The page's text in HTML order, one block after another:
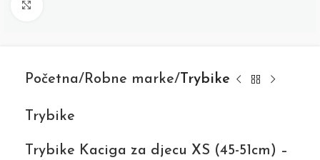
Početna Robne marke Trybike
Trybike
Trybike Kaciga za djecu XS (45-51cm) –